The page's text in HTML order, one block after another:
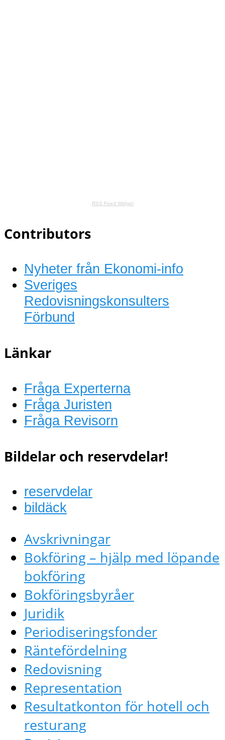
RSS Feed Widget
Contributors
Nyheter från Ekonomi-info
Sveriges
Redovisningskonsulters
Förbund
Länkar
Fråga Experterna
Fråga Juristen
Fråga Revisorn
Bildelar och reservdelar!
reservdelar
bildäck
Avskrivningar
Bokföring – hjälp med löpande
bokföring
Bokföringsbyråer
Juridik
Periodiseringsfonder
Räntefördelning
Redovisning
Representation
Resultatkonton för hotell och
resturang